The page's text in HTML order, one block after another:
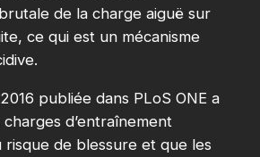
de la charge aiguë sur
ce qui est un mécanisme
publiée dans PLoS ONE a
d’entraînement
de blessure et que les